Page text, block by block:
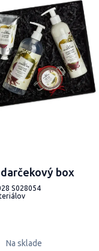
box
S028054
Na sklade